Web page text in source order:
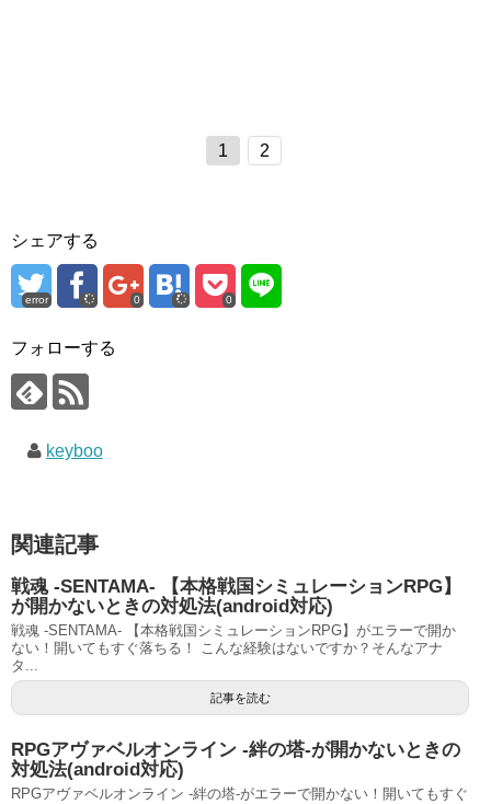
1 2
シェアする
error 0 0
フォローする
keyboo
関連記事
戦魂 -SENTAMA- 【本格戦国シミュレーションRPG】
が開かないときの対処法(android対応)
戦魂 -SENTAMA- 【本格戦国シミュレーションRPG】がエラーで開か
ない！開いてもすぐ落ちる！ こんな経験はないですか？そんなアナ
タ...
記事を読む
RPGアヴァベルオンライン -絆の塔-が開かないときの
対処法(android対応)
RPGアヴァベルオンライン -絆の塔-がエラーで開かない！開いてもすぐ